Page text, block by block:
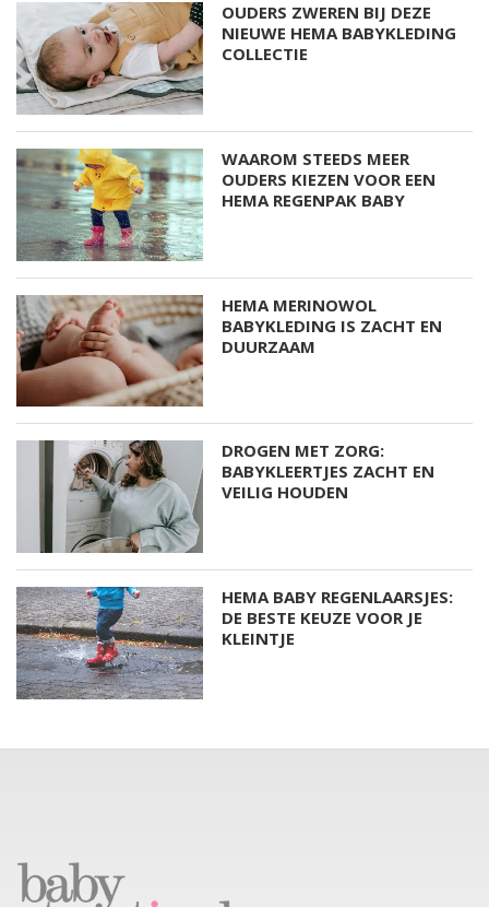
OUDERS ZWEREN BIJ DEZE
NIEUWE HEMA BABYKLEDING
COLLECTIE
WAAROM STEEDS MEER
OUDERS KIEZEN VOOR EEN
HEMA REGENPAK BABY
HEMA MERINOWOL
BABYKLEDING IS ZACHT EN
DUURZAAM
DROGEN MET ZORG:
BABYKLEERTJES ZACHT EN
VEILIG HOUDEN
HEMA BABY REGENLAARSJES:
DE BESTE KEUZE VOOR JE
KLEINTJE